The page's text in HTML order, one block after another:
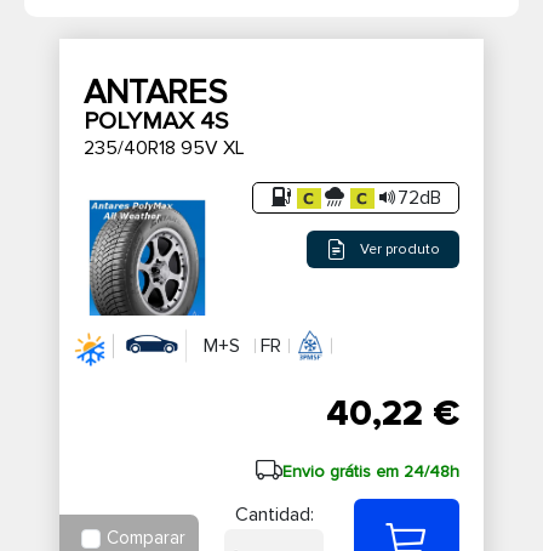
ANTARES
POLYMAX 4S
235/40R18 95V XL
72dB
Ver produto
M+S FR
40,22 €
Envio grátis em 24/48h
Comparar
Cantidad: